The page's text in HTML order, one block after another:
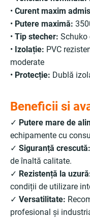
• Curent maxim
• Putere maximă:
• Tip stecher: Schuko
• Izolație: PVC
moderate
• Protecție: Dublă
Beneficii si
✓ Putere mare de
echipamente cu
✓ Siguranță crescută:
de înaltă calitate.
✓ Rezistență la
condiții de utilizare
✓ Versatilitate:
profesional și